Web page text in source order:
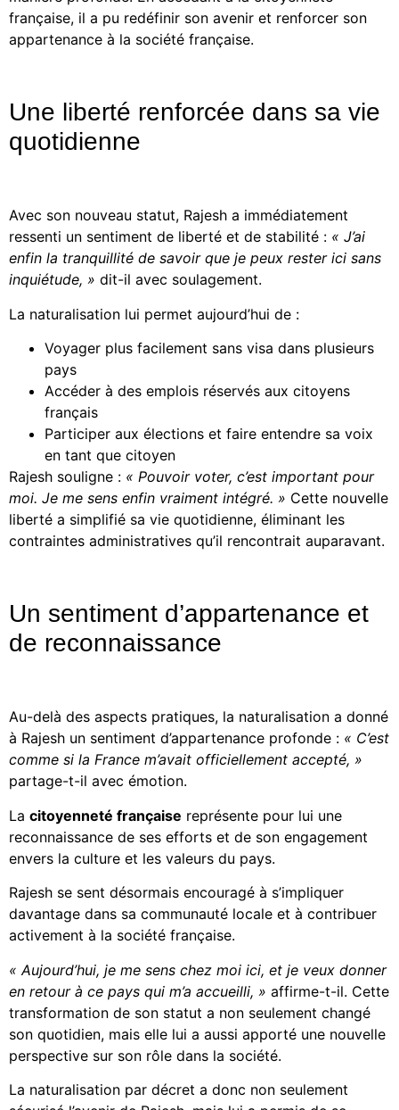
française, il a pu redéfinir son avenir et renforcer son
appartenance à la société française.
Une liberté renforcée dans sa vie
quotidienne
Avec son nouveau statut, Rajesh a immédiatement
ressenti un sentiment de liberté et de stabilité : « J’ai
enfin la tranquillité de savoir que je peux rester ici sans
inquiétude, » dit-il avec soulagement.
La naturalisation lui permet aujourd’hui de :
Voyager plus facilement sans visa dans plusieurs
pays
Accéder à des emplois réservés aux citoyens
français
Participer aux élections et faire entendre sa voix
en tant que citoyen
Rajesh souligne : « Pouvoir voter, c’est important pour
moi. Je me sens enfin vraiment intégré. » Cette nouvelle
liberté a simplifié sa vie quotidienne, éliminant les
contraintes administratives qu’il rencontrait auparavant.
Un sentiment d’appartenance et
de reconnaissance
Au-delà des aspects pratiques, la naturalisation a donné
à Rajesh un sentiment d’appartenance profonde : « C’est
comme si la France m’avait officiellement accepté, »
partage-t-il avec émotion.
La citoyenneté française représente pour lui une
reconnaissance de ses efforts et de son engagement
envers la culture et les valeurs du pays.
Rajesh se sent désormais encouragé à s’impliquer
davantage dans sa communauté locale et à contribuer
activement à la société française.
« Aujourd’hui, je me sens chez moi ici, et je veux donner
en retour à ce pays qui m’a accueilli, » affirme-t-il. Cette
transformation de son statut a non seulement changé
son quotidien, mais elle lui a aussi apporté une nouvelle
perspective sur son rôle dans la société.
La naturalisation par décret a donc non seulement